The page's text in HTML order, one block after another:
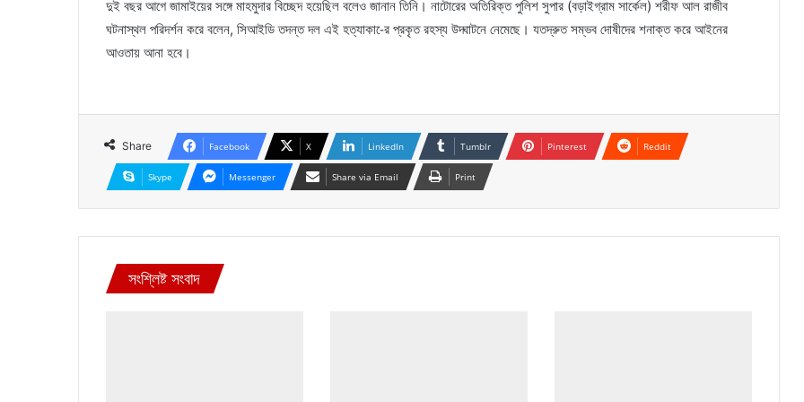
দুই বছর আগে জামাইয়ের সঙ্গে মাহমুদার বিচ্ছেদ হয়েছিল বলেও জানান তিনি। নাটোরের অতিরিক্ত পুলিশ সুপার (বড়াইগ্রাম সার্কেল) শরীফ আল রাজীব
ঘটনাস্থল পরিদর্শন করে বলেন, সিআইডি তদন্ত দল এই হত্যাকা-ের প্রকৃত রহস্য উদ্ঘাটনে নেমেছে। যতদ্রুত সম্ভব দোষীদের শনাক্ত করে আইনের
আওতায় আনা হবে।
Share Facebook X LinkedIn Tumblr Pinterest Reddit
Skype Messenger Share via Email Print
সংশ্লিষ্ট সংবাদ